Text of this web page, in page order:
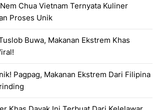
Chua Vietnam Ternyata Kuliner
Proses Unik
Buwa, Makanan Ekstrem Khas
Pagpag, Makanan Ekstrem Dari Filipina